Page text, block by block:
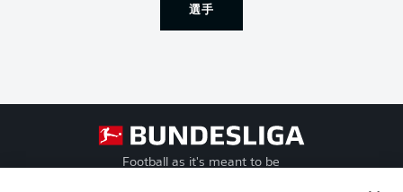
選手
Football as it's meant to be